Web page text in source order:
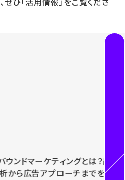
ティングとは？訪日外国人
プローチまでを人流データ